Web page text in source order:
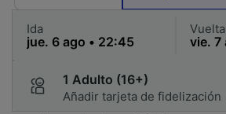
Ida Vuelta
1 Adulto (16+)
Añadir tarjeta de fidelización